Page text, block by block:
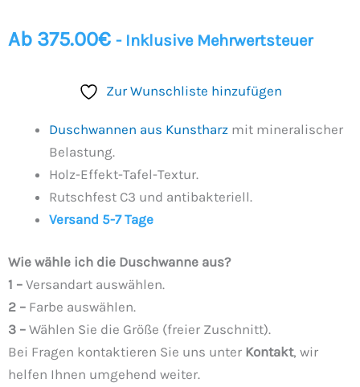
Ab 375.00€ - Inklusive Mehrwertsteuer
Zur Wunschliste hinzufügen
Duschwannen aus Kunstharz mit mineralischer
Belastung.
Holz-Effekt-Tafel-Textur.
Rutschfest C3 und antibakteriell.
Versand 5-7 Tage
Wie wähle ich die Duschwanne aus?
1 – Versandart auswählen.
2 – Farbe auswählen.
3 – Wählen Sie die Größe (freier Zuschnitt).
Bei Fragen kontaktieren Sie uns unter Kontakt, wir
helfen Ihnen umgehend weiter.